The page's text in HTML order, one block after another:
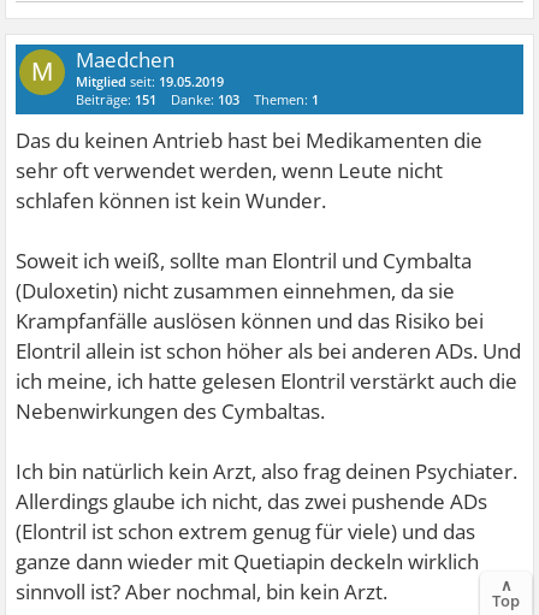
M Maedchen
Mitglied seit: 19.05.2019
Beiträge: 151 Danke: 103 Themen: 1
Das du keinen Antrieb hast bei Medikamenten die
sehr oft verwendet werden, wenn Leute nicht
schlafen können ist kein Wunder.
Soweit ich weiß, sollte man Elontril und Cymbalta
(Duloxetin) nicht zusammen einnehmen, da sie
Krampfanfälle auslösen können und das Risiko bei
Elontril allein ist schon höher als bei anderen ADs. Und
ich meine, ich hatte gelesen Elontril verstärkt auch die
Nebenwirkungen des Cymbaltas.
Ich bin natürlich kein Arzt, also frag deinen Psychiater.
Allerdings glaube ich nicht, das zwei pushende ADs
(Elontril ist schon extrem genug für viele) und das
ganze dann wieder mit Quetiapin deckeln wirklich
sinnvoll ist? Aber nochmal, bin kein Arzt.
∧
Top